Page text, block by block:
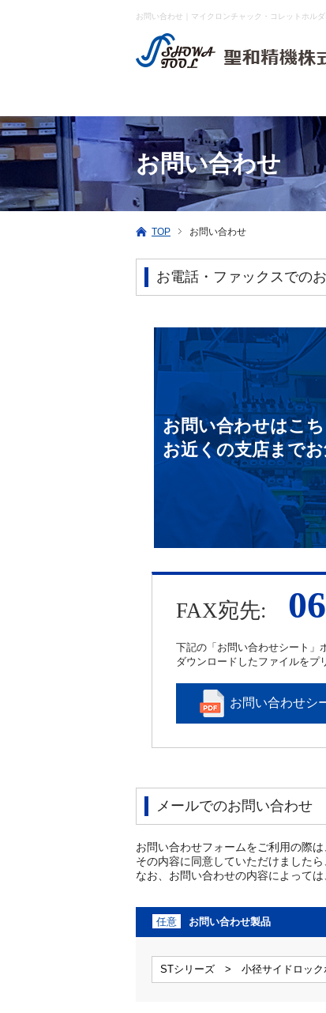
お問い合わせ｜マイクロンチャック・コレットホル
お問い合わせ
TOP お問い合わせ
お電話・ファックスでの
お問い合わせはこ
お近くの支店まで
FAX宛先:
下記の「お問い合わせシート」
ダウンロードしたファイルをプ
お問い合わせシ
メールでのお問い合わせ
お問い合わせフォームをご利用の際
その内容に同意していただけました
なお、お問い合わせの内容によって
任意 お問い合わせ製品